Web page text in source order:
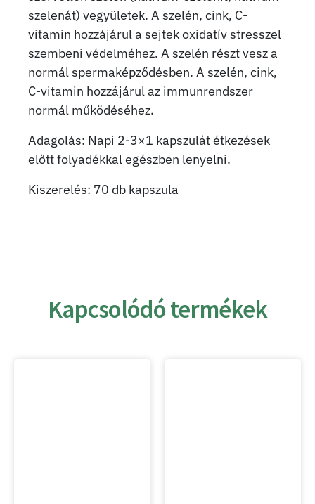
szelenát) vegyületek. A szelén, cink, C-
vitamin hozzájárul a sejtek oxidatív stresszel
szembeni védelméhez. A szelén részt vesz a
normál spermaképződésben. A szelén, cink,
C-vitamin hozzájárul az immunrendszer
normál működéséhez.
Adagolás: Napi 2-3×1 kapszulát étkezések
előtt folyadékkal egészben lenyelni.
Kiszerelés: 70 db kapszula
Kapcsolódó termékek